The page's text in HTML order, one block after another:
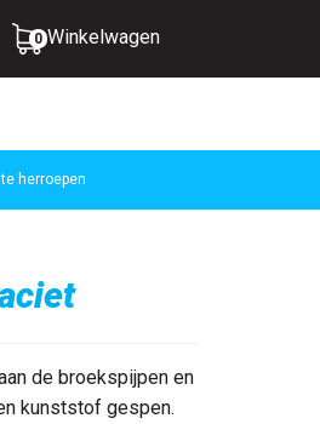
0 Winkelwagen
IS LEEG.
herroepen
de broekspijpen en
kunststof gespen.